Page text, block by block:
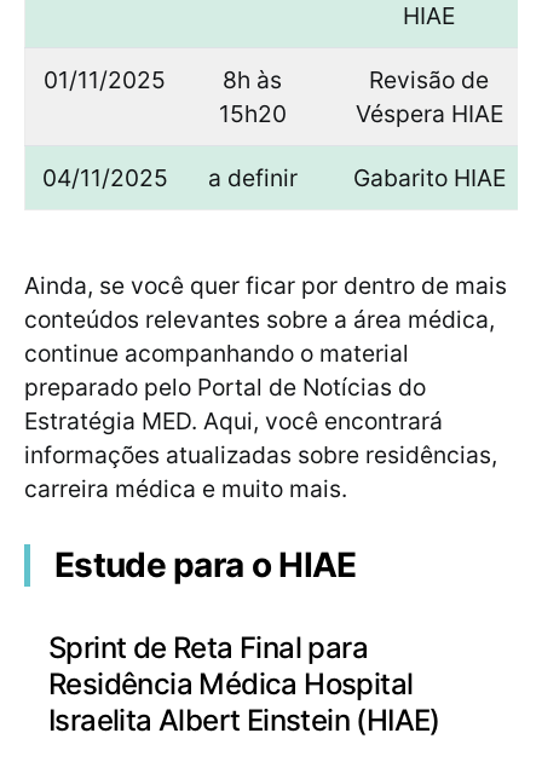
HIAE
01/11/2025
8h às
15h20
Revisão de
Véspera HIAE
04/11/2025 a definir Gabarito HIAE
Ainda, se você quer ficar por dentro de mais
conteúdos relevantes sobre a área médica,
continue acompanhando o material
preparado pelo Portal de Notícias do
Estratégia MED. Aqui, você encontrará
informações atualizadas sobre residências,
carreira médica e muito mais.
Estude para o HIAE
Sprint de Reta Final para
Residência Médica Hospital
Israelita Albert Einstein (HIAE)